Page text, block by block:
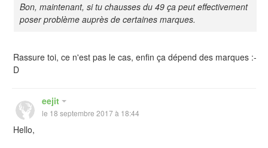
Bon, maintenant, si tu chausses du 49 ça peut effectivement
poser problème auprès de certaines marques.
Rassure toi, ce n'est pas le cas, enfin ça dépend des marques :-
D
eejit
le 18 septembre 2017 à 18:44
Hello,